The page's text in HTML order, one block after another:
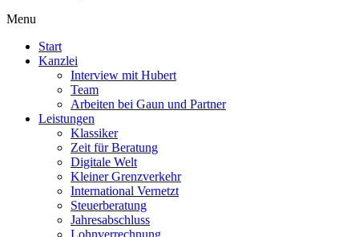
Menu
Start
Kanzlei
Interview mit Hubert
Team
Arbeiten bei Gaun und Partner
Leistungen
Klassiker
Zeit für Beratung
Digitale Welt
Kleiner Grenzverkehr
International Vernetzt
Steuerberatung
Jahresabschluss